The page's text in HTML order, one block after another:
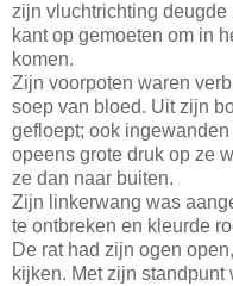
zijn vluchtrichting
kant op gemoeten om in
komen.
Zijn voorpoten waren
soep van bloed. Uit zijn
gefloept; ook
opeens grote druk op ze
ze dan naar buiten.
Zijn linkerwang was
te ontbreken en kleurde
De rat had zijn ogen
kijken. Met zijn